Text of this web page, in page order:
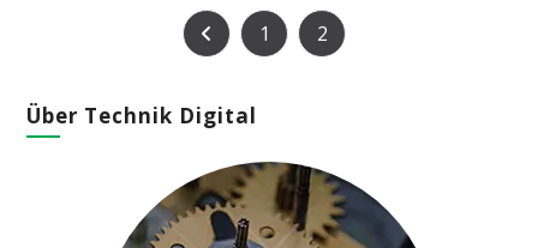
Zur vorherigen Seite
1 2
Über Technik Digital